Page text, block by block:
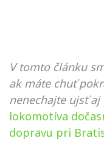
V tomto článku
ak máte chuť
nenechajte ujsť
lokomotíva
dopravu pri